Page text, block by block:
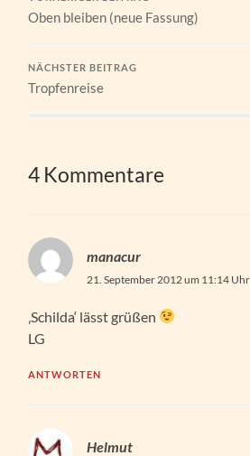
Oben bleiben (neue Fassung)
NÄCHSTER BEITRAG
Tropfenreise
4 Kommentare
manacur
21. September 2012 um 11:14 Uhr
‚Schilda‘ lässt grüßen
LG
ANTWORTEN
Helmut